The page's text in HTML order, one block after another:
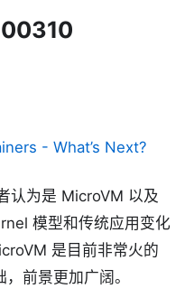
- What’s Next?
认为是 MicroVM 以及
模型和传统应用变化
是目前非常火的
前景更加广阔。